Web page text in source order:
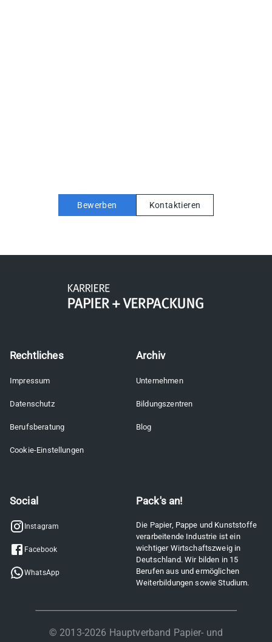
Bewerben Kontaktieren
Rechtliches
Impressum
Datenschutz
Berufsberatung
Cookie-Einstellungen
Archiv
Unternehmen
Bildungszentren
Blog
Social
Instagram
Facebook
WhatsApp
Pack's an!
Die Papier, Pappe und Kunststoffe
verarbeitende Industrie ist ein
wichtiger Wirtschaftszweig in
Deutschland. Wir bilden in 15
Berufen aus und ermöglichen
Weiterbildungen sowie Studium.
© 2013-2026 Hauptverband Papier- und